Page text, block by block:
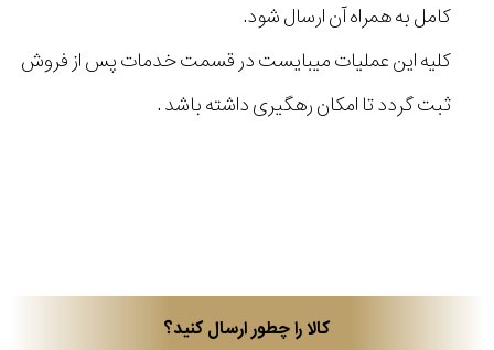
کامل به همراه آن ارسال شود.
کلیه این عملیات میبایست در قسمت خدمات پس از فروش
ثبت گردد تا امکان رهگیری داشته باشد .
کالا را چطور ارسال کنید؟